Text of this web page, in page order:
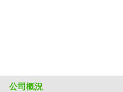
公司概況